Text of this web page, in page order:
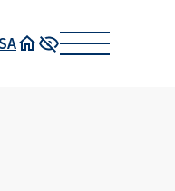
Strona główna
Wysoki kontrast